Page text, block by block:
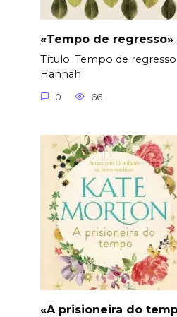
«Tempo de regresso»
Título: Tempo de
Hannah
0 66
«A prisioneira do